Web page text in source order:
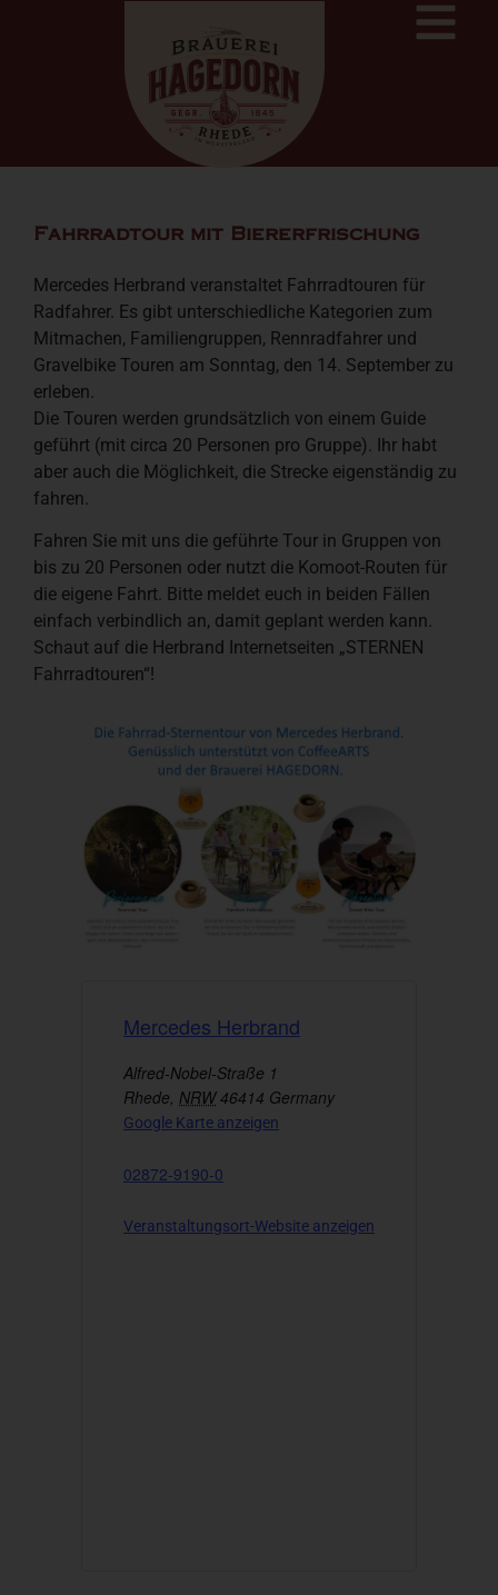
Fahrradtour mit Biererfrischung
Mercedes Herbrand veranstaltet Fahrradtouren für
Radfahrer. Es gibt unterschiedliche Kategorien zum
Mitmachen, Familiengruppen, Rennradfahrer und
Gravelbike Touren am Sonntag, den 14. September zu
erleben.
Die Touren werden grundsätzlich von einem Guide
geführt (mit circa 20 Personen pro Gruppe). Ihr habt
aber auch die Möglichkeit, die Strecke eigenständig zu
fahren.
Fahren Sie mit uns die geführte Tour in Gruppen von
bis zu 20 Personen oder nutzt die Komoot-Routen für
die eigene Fahrt. Bitte meldet euch in beiden Fällen
einfach verbindlich an, damit geplant werden kann.
Schaut auf die Herbrand Internetseiten „STERNEN
Fahrradtouren“!
Mercedes Herbrand
Alfred-Nobel-Straße 1
Rhede, NRW 46414 Germany
Google Karte anzeigen
02872-9190-0
Veranstaltungsort-Website anzeigen